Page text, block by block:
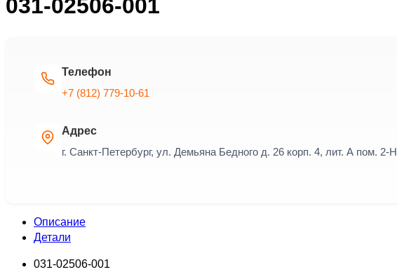
031-02506-001
Телефон
+7 (812) 779-10-61
Адрес
г. Санкт-Петербург, ул. Демьяна Бедного д. 26 корп. 4, лит. А пом. 2-Н
Описание
Детали
031-02506-001